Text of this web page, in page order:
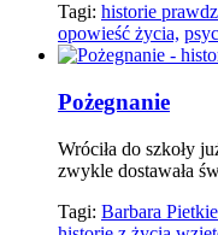
Tagi: historie
opowieść życia,
Pożegnanie
Wróciła do szkoły
zwykle dostawała
Tagi: Barbara